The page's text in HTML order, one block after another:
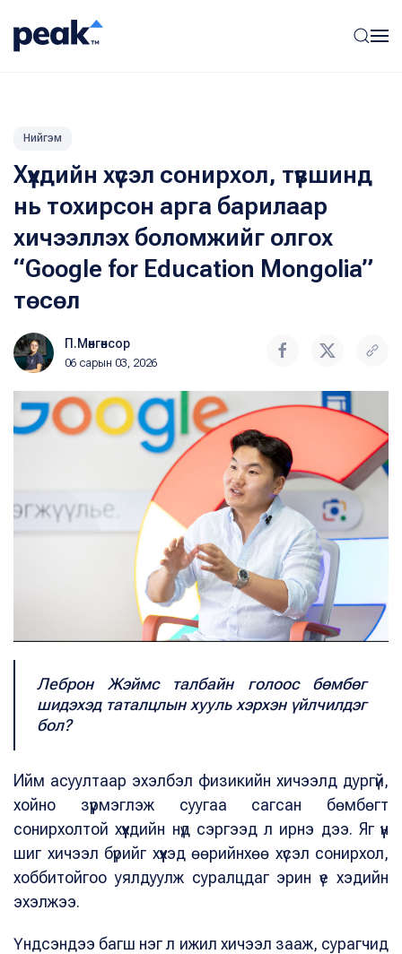
Нийгэм
Хүүхдийн хүсэл сонирхол, түвшинд
нь тохирсон арга барилаар
хичээллэх боломжийг олгох
“Google for Education Mongolia”
төсөл
П.Мөнгөнсор
06 сарын 03, 2026
Леброн Жэймс талбайн голоос бөмбөг
шидэхэд таталцлын хууль хэрхэн үйлчилдэг
бол?
Ийм асуултаар эхэлбэл физикийн хичээлд дургүй,
хойно зүүрмэглэж суугаа сагсан бөмбөгт
сонирхолтой хүүхдийн нүд сэргээд л ирнэ дээ. Яг үүн
шиг хичээл бүрийг хүүхэд өөрийнхөө хүсэл сонирхол,
хоббитойгоо уялдуулж суралцдаг эрин үе хэдийн
эхэлжээ.
Үндсэндээ багш нэг л ижил хичээл зааж, сурагчид